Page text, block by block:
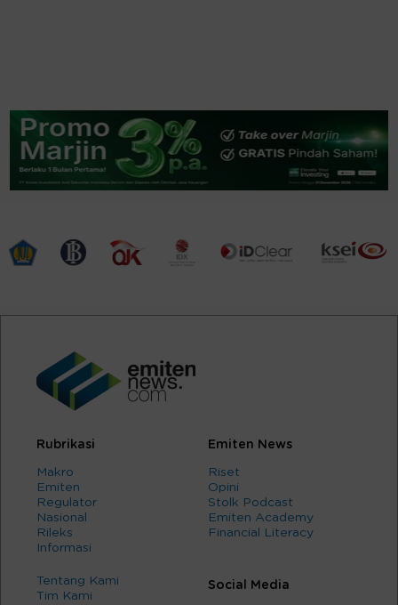
Rubrikasi
Makro
Emiten
Regulator
Nasional
Rileks
Informasi
Emiten News
Riset
Opini
Stolk Podcast
Emiten Academy
Financial Literacy
Tentang Kami
Tim Kami
Social Media